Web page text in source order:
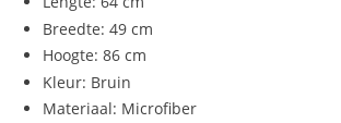
Breedte: 49 cm
Hoogte: 86 cm
Kleur: Bruin
Materiaal: Microfiber